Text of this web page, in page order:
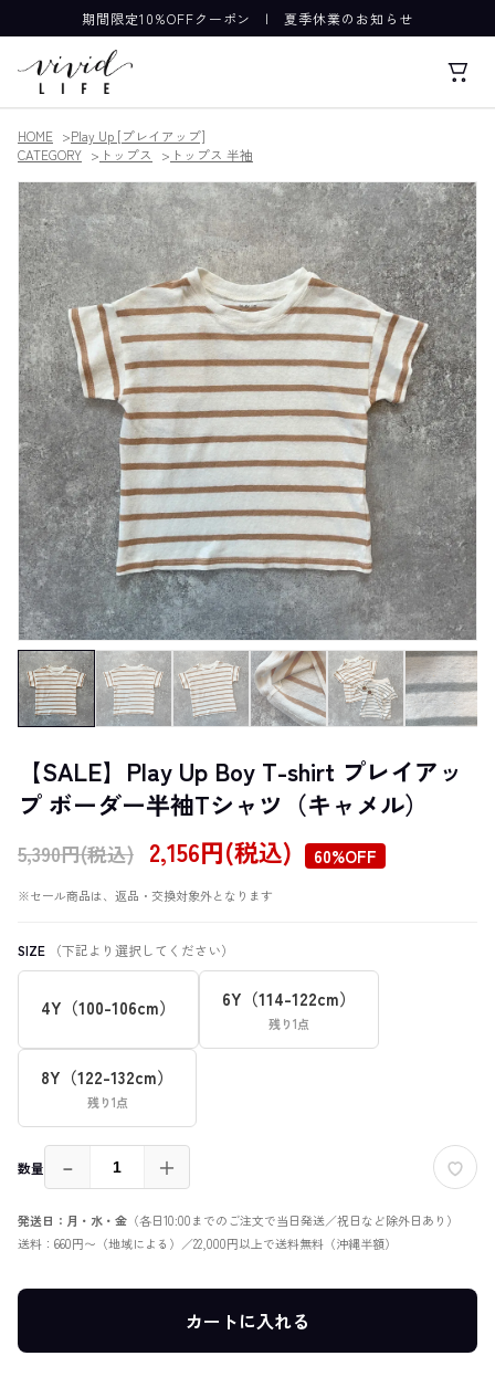
期間限定10%OFFクーポン |夏季休業のお知らせ
HOME
Play Up [プレイアップ]
CATEGORY
トップス トップス 半袖
【SALE】Play Up Boy T-shirt プレイアッ
プ ボーダー半袖Tシャツ（キャメル）
5,390円(税込) 2,156円(税込) 60%OFF
※セール商品は、返品・交換対象外となります
SIZE （下記より選択してください）
4Y（100-106cm） 6Y（114-122cm）
残り1点
8Y（122-132cm）
残り1点
数量 － ＋
発送日：月・水・金 （各日10:00までのご注文で当日発送／祝日など除外日あり）
送料：660円〜（地域による）／22,000円以上で送料無料（沖縄半額）
カートに入れる